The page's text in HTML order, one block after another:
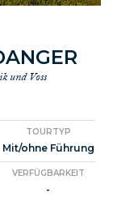
und Voss
TOURTYP
Mit/ohne Führung
VERFÜGBARKEIT
-